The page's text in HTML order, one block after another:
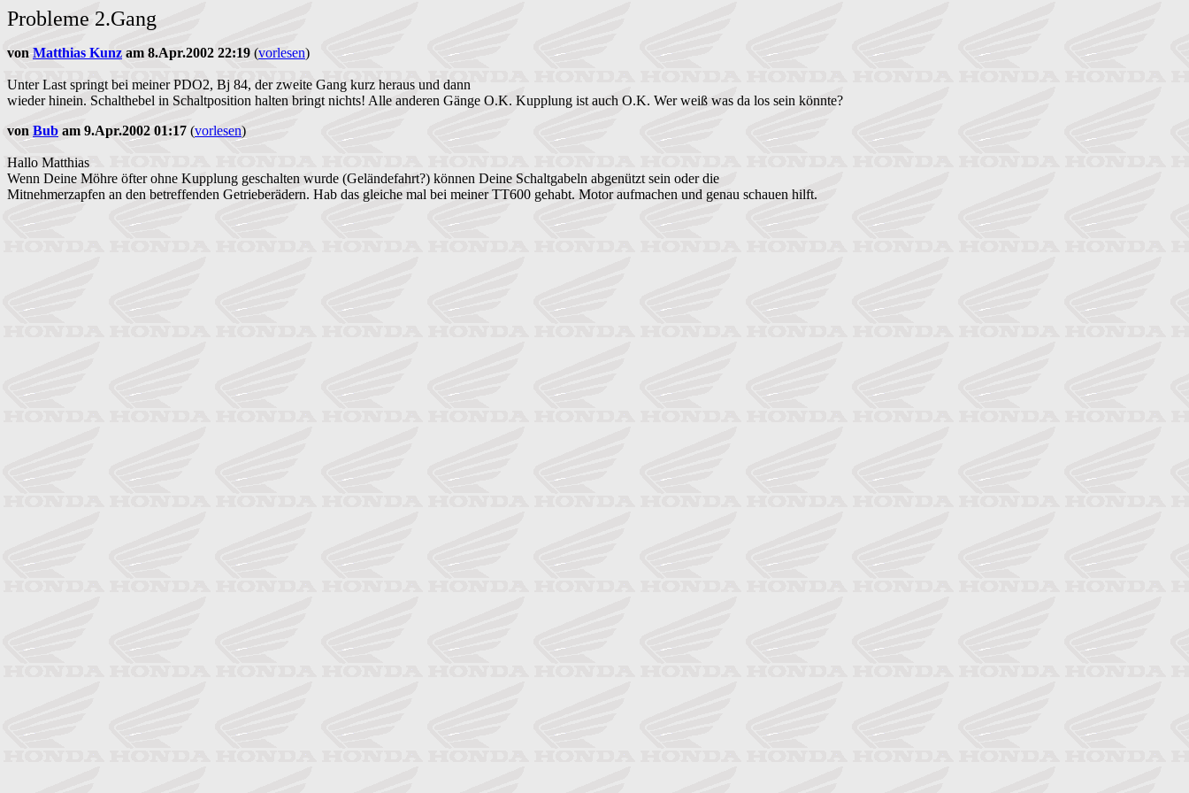
Probleme 2.Gang
vonMatthias Kunz am 8.Apr.2002 22:19 (vorlesen)
Unter Last springt bei meiner PDO2, Bj 84, der zweite Gang kurz heraus und dann
wieder hinein. Schalthebel in Schaltposition halten bringt nichts! Alle anderen Gänge O.K. Kupplung ist auch O.K. Wer weiß was da los sein könnte?
von Bub am 9.Apr.2002 01:17 (vorlesen)
Hallo Matthias
Wenn Deine Möhre öfter ohne Kupplung geschalten wurde (Geländefahrt?) können Deine Schaltgabeln abgenützt sein oder die
Mitnehmerzapfen an den betreffenden Getrieberädern. Hab das gleiche mal bei meiner TT600 gehabt. Motor aufmachen und genau schauen hilft.